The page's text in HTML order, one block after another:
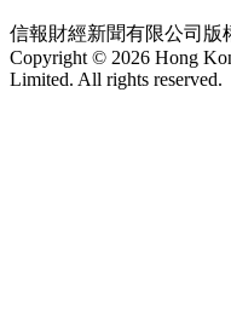
信報財經新聞有限公司版
Copyright © 2026 Hong
Limited. All rights reserved.